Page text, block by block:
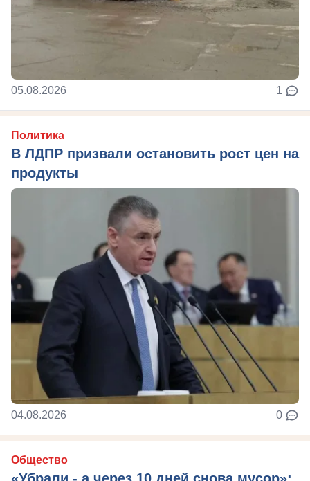
05.08.2026 1
Политика
В ЛДПР призвали остановить рост цен на
продукты
04.08.2026 0
Общество